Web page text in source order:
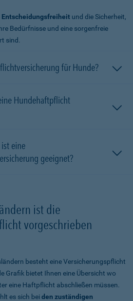
Entscheidungsfreiheit und die Sicherheit,
Bedürfnisse und eine sorgenfreie
sind.
für Hunde?
Hundehaftpflicht
eine
geeignet?
ist die
vorgeschrieben
besteht eine Versicherungspflicht
Grafik bietet Ihnen eine Übersicht wo
eine Haftpflicht abschließen müssen.
es sich beiden zuständigen